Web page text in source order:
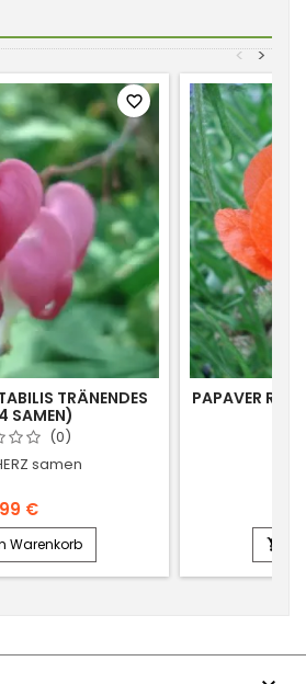
>
<
TRÄNENDES
SAMEN)
(0)
samen
€
Warenkorb
favorite_border
PAPAVER
